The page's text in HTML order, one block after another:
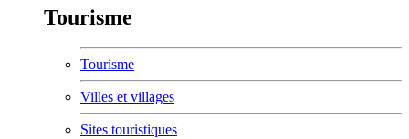
Tourisme
Tourisme
Villes et villages
Sites touristiques